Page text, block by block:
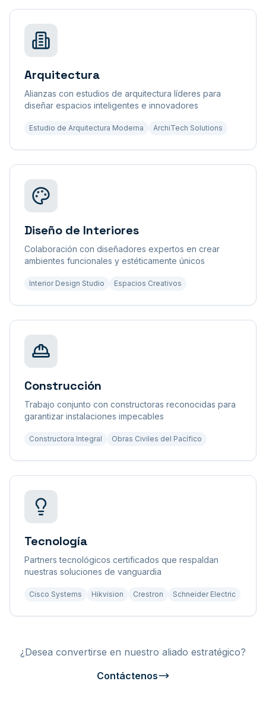
Arquitectura
Alianzas con estudios de arquitectura líderes para
diseñar espacios inteligentes e innovadores
Estudio de Arquitectura Moderna ArchiTech Solutions
Diseño de Interiores
Colaboración con diseñadores expertos en crear
ambientes funcionales y estéticamente únicos
Interior Design Studio Espacios Creativos
Construcción
Trabajo conjunto con constructoras reconocidas para
garantizar instalaciones impecables
Constructora Integral Obras Civiles del Pacífico
Tecnología
Partners tecnológicos certificados que respaldan
nuestras soluciones de vanguardia
Cisco Systems Hikvision Crestron Schneider Electric
¿Desea convertirse en nuestro aliado estratégico?
Contáctenos